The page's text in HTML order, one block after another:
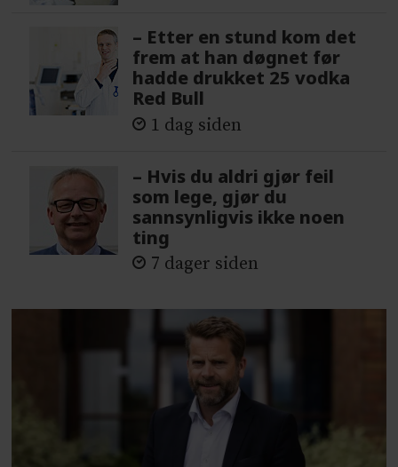
– Etter en stund kom det
frem at han døgnet før
hadde drukket 25 vodka
Red Bull
1 dag siden
– Hvis du aldri gjør feil
som lege, gjør du
sannsynligvis ikke noen
ting
7 dager siden